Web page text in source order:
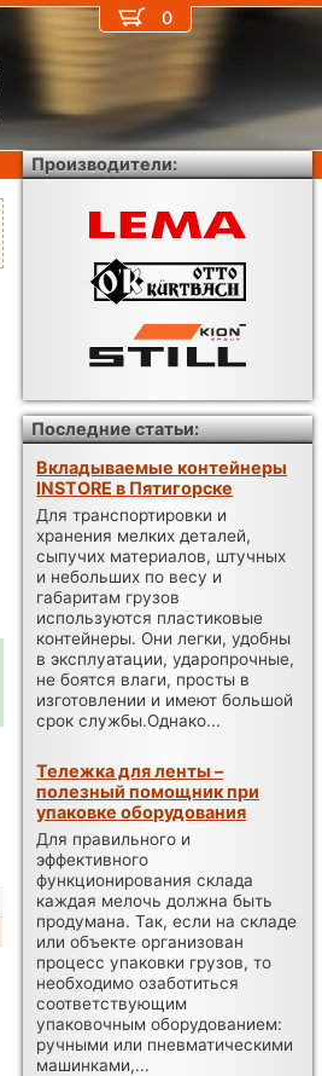
0
Производители:
Последние статьи:
Вкладываемые контейнеры
INSTORE в Пятигорске
Для транспортировки и
хранения мелких деталей,
сыпучих материалов, штучных
и небольших по весу и
габаритам грузов
используются пластиковые
контейнеры. Они легки, удобны
в эксплуатации, ударопрочные,
не боятся влаги, просты в
изготовлении и имеют большой
срок службы.Однако...
Тележка для ленты –
полезный помощник при
упаковке оборудования
Для правильного и
эффективного
функционирования склада
каждая мелочь должна быть
продумана. Так, если на складе
или объекте организован
процесс упаковки грузов, то
необходимо озаботиться
соответствующим
упаковочным оборудованием:
ручными или пневматическими
машинками,...